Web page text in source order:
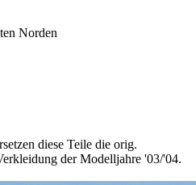
Norden
diese Teile die orig.
der Modelljahre '03/'04.